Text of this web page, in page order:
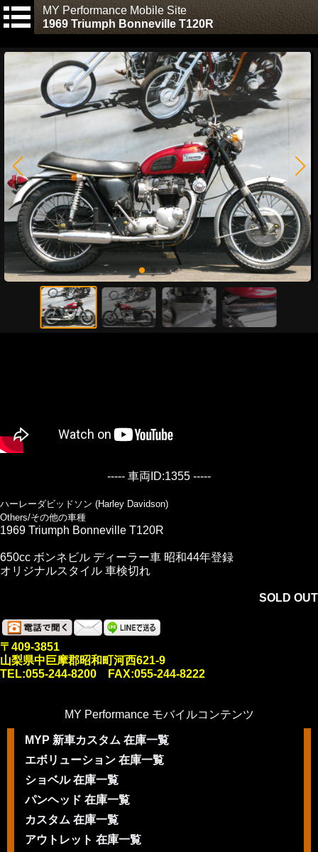
MY Performance Mobile Site
1969 Triumph Bonneville T120R
----- 車両ID:1355 -----
ハーレーダビッドソン (Harley Davidson)
Others/その他の車種
1969 Triumph Bonneville T120R
650cc ボンネビル ディーラー車 昭和44年登録
オリジナルスタイル 車検切れ
SOLD OUT
〒409-3851
山梨県中巨摩郡昭和町河西621-9
TEL:055-244-8200 FAX:055-244-8222
MY Performance モバイルコンテンツ
MYP 新車カスタム 在庫一覧
エボリューション 在庫一覧
ショベル 在庫一覧
パンヘッド 在庫一覧
カスタム 在庫一覧
アウトレット 在庫一覧